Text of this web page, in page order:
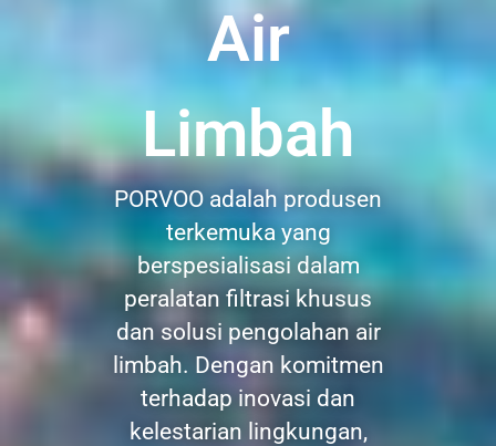
Air
Limbah
PORVOO adalah produsen
terkemuka yang
berspesialisasi dalam
peralatan filtrasi khusus
dan solusi pengolahan air
limbah. Dengan komitmen
terhadap inovasi dan
kelestarian lingkungan,